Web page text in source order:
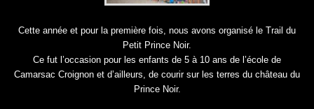
Cette année et pour la première fois, nous avons organisé le Trail du
Petit Prince Noir.
Ce fut l’occasion pour les enfants de 5 à 10 ans de l’école de
Camarsac Croignon et d’ailleurs, de courir sur les terres du château du
Prince Noir.